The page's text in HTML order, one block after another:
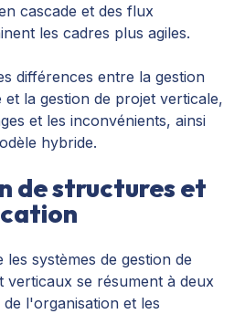
cascade et des flux
les cadres plus agiles.
différences entre la gestion
la gestion de projet verticale,
et les inconvénients, ainsi
hybride.
de structures et
systèmes de gestion de
se résument à deux
l'organisation et les